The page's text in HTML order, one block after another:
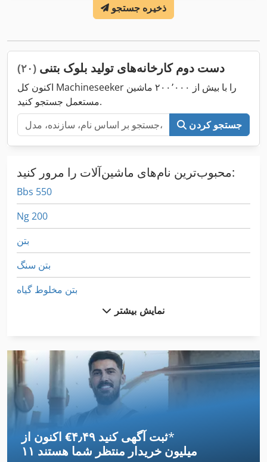
ذخیره جستجو
دست دوم کارخانه‌های تولید بلوک بتنی (۲۰)
اکنون کل Machineseeker را با بیش از ۲۰۰٬۰۰۰ ماشین
مستعمل جستجو کنید.
جستجو کردن
محبوب‌ترین نام‌های ماشین‌آلات را مرور کنید:
Bbs 550
Ng 200
بتن
بتن سنگ
بتن مخلوط گیاه
برج خنک کننده
بلند کردن وسایل
بلوک های قلاب
بمب های بتن
نمایش بیشتر
اکنون از ‎€۴٫۴۹ ثبت آگهی کنید*
۱۱ میلیون خریدار منتظر شما هستند